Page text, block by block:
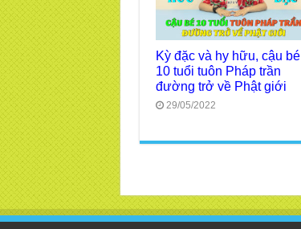
Kỳ đặc và hy hữu, cậu bé
10 tuổi tuôn Pháp trần
đường trở về Phật giới
29/05/2022